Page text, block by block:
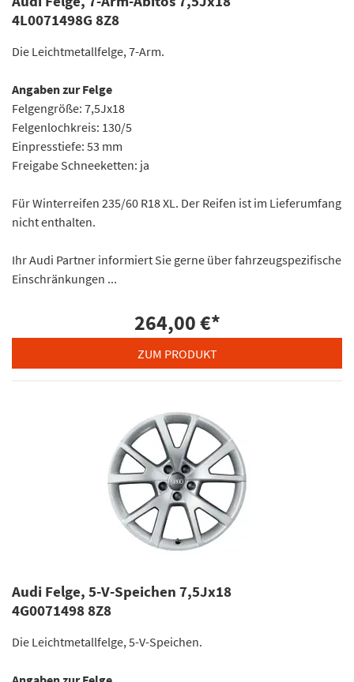
4L0071498G 8Z8
Die Leichtmetallfelge, 7-Arm.
Angaben zur Felge
Felgengröße: 7,5Jx18
Felgenlochkreis: 130/5
Einpresstiefe: 53 mm
Freigabe Schneeketten: ja
Für Winterreifen 235/60 R18 XL. Der Reifen ist im Lieferumfang
nicht enthalten.
Ihr Audi Partner informiert Sie gerne über fahrzeugspezifische
Einschränkungen ...
264,00 €*
ZUM PRODUKT
Audi Felge, 5-V-Speichen 7,5Jx18
4G0071498 8Z8
Die Leichtmetallfelge, 5-V-Speichen.